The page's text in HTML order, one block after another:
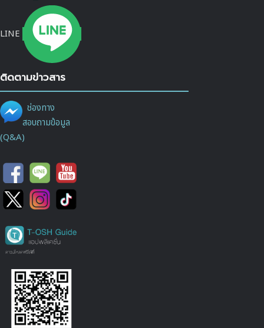
LINE
ติดตามข่าวสาร
ช่องทาง
สอบถามข้อมูล
(Q&A)